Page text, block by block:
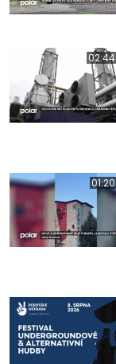
02:44
01:20